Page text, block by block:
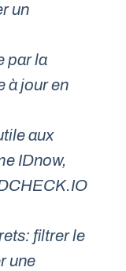
un
par la
à jour en
aux
IDnow,
filtrer le
une